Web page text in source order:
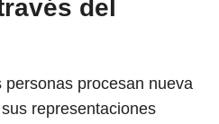
del
procesan nueva
representaciones